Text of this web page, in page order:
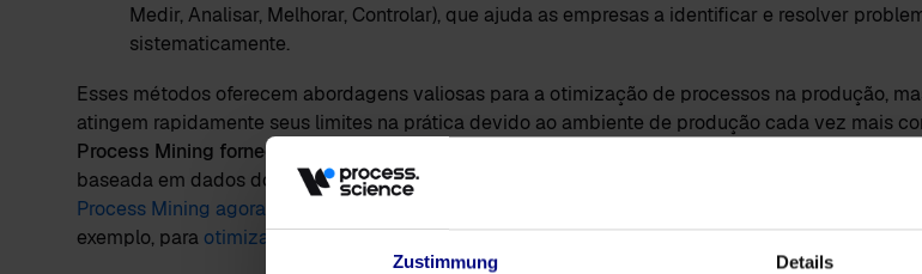
Zustimmung Details
Medir, Analisar, Melhorar, Controlar), que ajuda as empresas a identificar e resolver
sistematicamente.
Esses métodos oferecem abordagens valiosas para a otimização de processos na produção,
atingem rapidamente seus limites na prática devido ao ambiente de produção cada vez mais
Process Mining fornece uma solução aqui.
baseada em dados dos processos e apóia a implementação e a eficácia dos métodos
Process Mining agora é usada na produção
exemplo, para otimização de processos no setor de energia.